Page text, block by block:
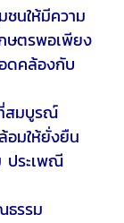
นให้มีความ
ษตรพอเพียง
ดคล้องกับ
สมบูรณ์
มให้ยั่งยืน
ระเพณี
รรม